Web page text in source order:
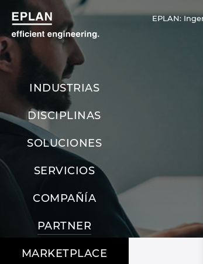
EPLAN:
INDUSTRIAS
DISCIPLINAS
SOLUCIONES
SERVICIOS
COMPAÑÍA
PARTNER
MARKETPLACE